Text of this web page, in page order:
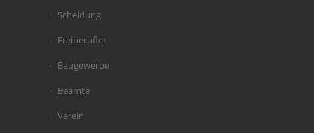
Scheidung
Freiberufler
Baugewerbe
Beamte
Verein